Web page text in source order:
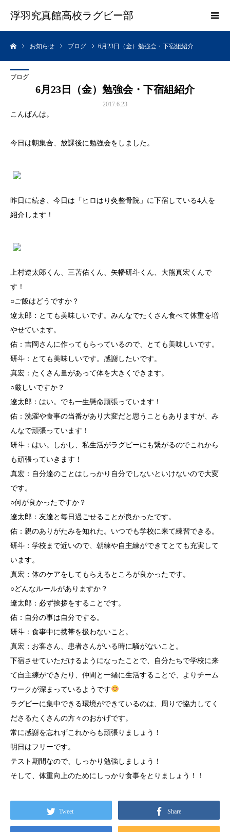
浮羽究真館高校ラグビー部
お知らせ ブログ 6月23日（金）勉強会・下宿組紹介
ブログ
6月23日（金）勉強会・下宿組紹介
2017.6.23
こんばんは。
今日は朝集合、放課後に勉強会をしました。
昨日に続き、今日は「ヒロはり灸整骨院」に下宿している4人を
紹介します！
上村遼太郎くん、三苫佑くん、矢幡研斗くん、大熊真宏くんで
す！
○ご飯はどうですか？
遼太郎：とても美味しいです。みんなでたくさん食べて体重を増
やせています。
佑：吉岡さんに作ってもらっているので、とても美味しいです。
研斗：とても美味しいです。感謝したいです。
真宏：たくさん量があって体を大きくできます。
○厳しいですか？
遼太郎：はい。でも一生懸命頑張っています！
佑：洗濯や食事の当番があり大変だと思うこともありますが、み
んなで頑張っています！
研斗：はい。しかし、私生活がラグビーにも繋がるのでこれから
も頑張っていきます！
真宏：自分達のことはしっかり自分でしないといけないので大変
です。
○何が良かったですか？
遼太郎：友達と毎日過ごせることが良かったです。
佑：親のありがたみを知れた。いつでも学校に来て練習できる。
研斗：学校まで近いので、朝練や自主練ができてとても充実して
います。
真宏：体のケアをしてもらえるところが良かったです。
○どんなルールがありますか？
遼太郎：必ず挨拶をすることです。
佑：自分の事は自分でする。
研斗：食事中に携帯を扱わないこと。
真宏：お客さん、患者さんがいる時に騒がないこと。
下宿させていただけるようになったことで、自分たちで学校に来
て自主練ができたり、仲間と一緒に生活することで、よりチーム
ワークが深まっているようです
ラグビーに集中できる環境ができているのは、周りで協力してく
ださるたくさんの方々のおかげです。
常に感謝を忘れずこれからも頑張りましょう！
明日はフリーです。
テスト期間なので、しっかり勉強しましょう！
そして、体重向上のためにしっかり食事をとりましょう！！
Tweet Share